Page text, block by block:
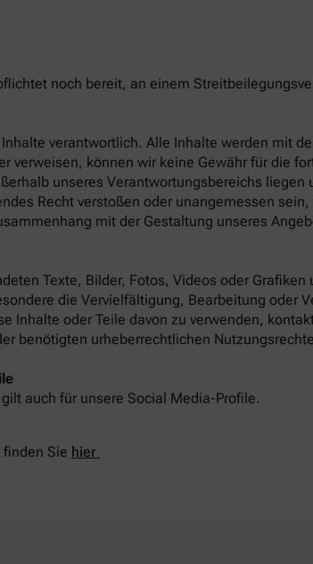
noch bereit, an einem
verantwortlich. Alle Inhalte werden mit
verweisen, können wir keine Gewähr für die
unseres Verantwortungsbereichs
Recht verstoßen oder unangemessen
mit der Gestaltung unseres
Texte, Bilder, Fotos, Videos oder
die Vervielfältigung, Bearbeitung oder
Inhalte oder Teile davon zu verwenden,
benötigten urheberrechtlichen
auch für unsere Social Media-Profile.
Sie hier